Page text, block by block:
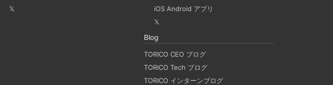
ビジネスワークに便利なSLACKのリマインド設定
𝕏
iOS Android アプリ
𝕏
Blog
TORICO CEO ブログ
TORICO Tech ブログ
TORICO インターンブログ